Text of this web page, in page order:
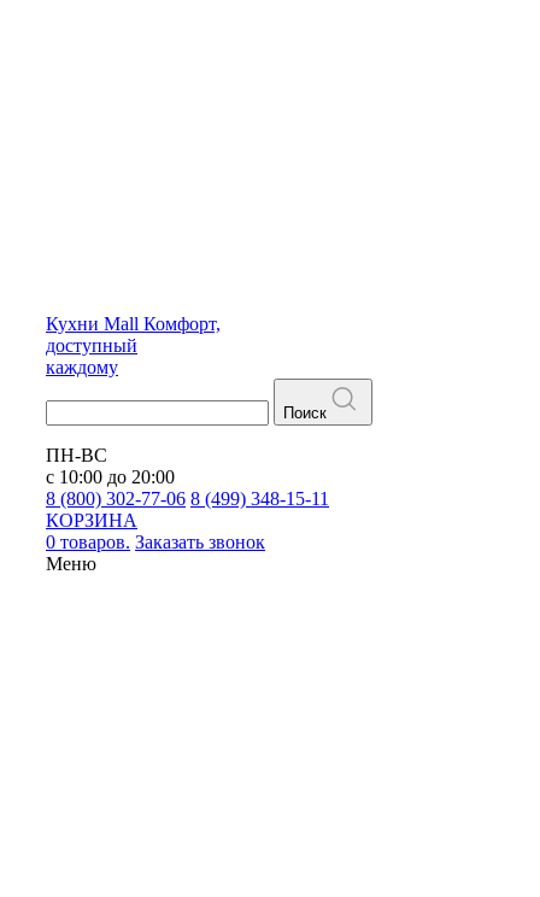
Кухни Mall Комфорт,
доступный
каждому
Поиск
ПН-ВС
с 10:00 до 20:00
8 (800) 302-77-06 8 (499) 348-15-11
КОРЗИНА
0 товаров. Заказать звонок
Меню